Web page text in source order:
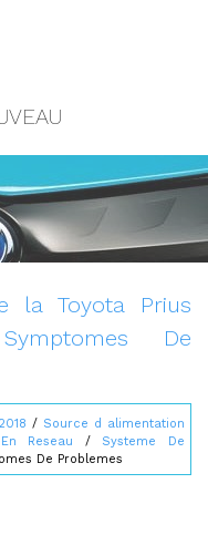
la Toyota Prius
De
/ Source d alimentation
Reseau / Systeme De
De Problemes